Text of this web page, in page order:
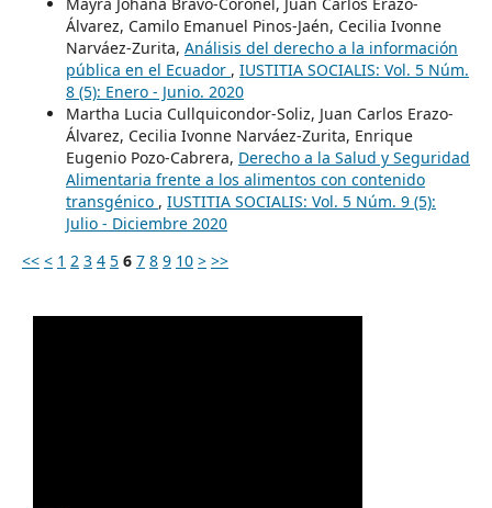
Álvarez, Camilo Emanuel Pinos-Jaén, Cecilia Ivonne
Narváez-Zurita, Análisis del derecho a la información
pública en el Ecuador , IUSTITIA SOCIALIS: Vol. 5 Núm.
8 (5): Enero - Junio. 2020
Martha Lucia Cullquicondor-Soliz, Juan Carlos Erazo-
Álvarez, Cecilia Ivonne Narváez-Zurita, Enrique
Eugenio Pozo-Cabrera, Derecho a la Salud y Seguridad
Alimentaria frente a los alimentos con contenido
transgénico , IUSTITIA SOCIALIS: Vol. 5 Núm. 9 (5):
Julio - Diciembre 2020
<< < 1 2 3 4 5 6 7 8 9 10 > >>